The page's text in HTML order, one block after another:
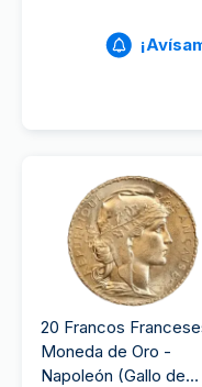
20 Francos
Moneda de Oro -
Napoleón (Gallo de